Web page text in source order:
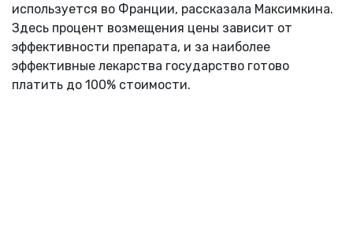
используется во Франции, рассказала Максимкина.
Здесь процент возмещения цены зависит от
эффективности препарата, и за наиболее
эффективные лекарства государство готово
платить до 100% стоимости.